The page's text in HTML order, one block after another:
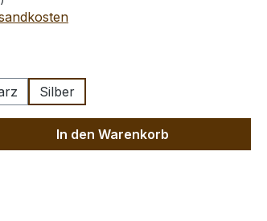
Silber
den gewünschten Wert
In den Warenkorb